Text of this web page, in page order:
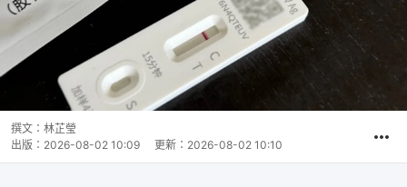
撰文： 林芷瑩
出版： 2026-08-02 10:09 更新： 2026-08-02 10:10